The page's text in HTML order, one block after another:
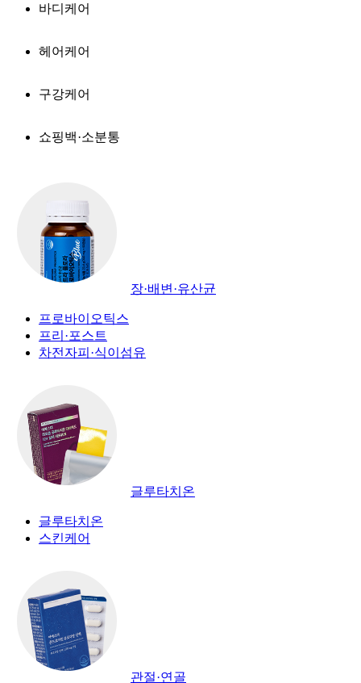
바디케어
헤어케어
구강케어
쇼핑백·소분통
장·배변·유산균
프로바이오틱스
프리·포스트
차전자피·식이섬유
글루타치온
글루타치온
스킨케어
관절·연골